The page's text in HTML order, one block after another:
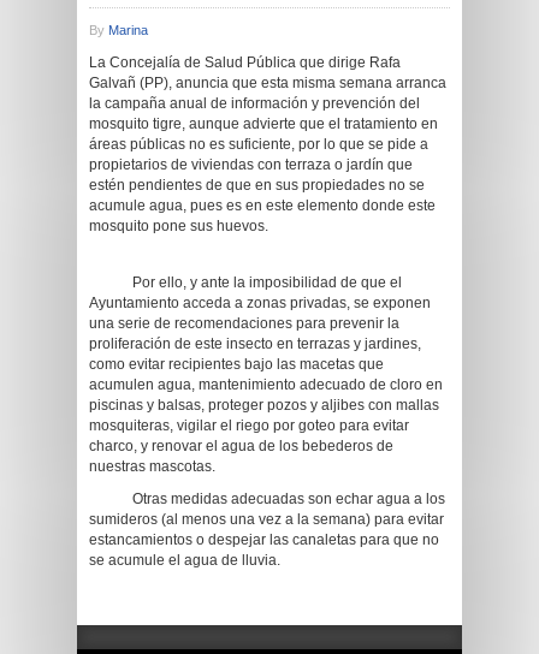
By Marina
La Concejalía de Salud Pública que dirige Rafa
Galvañ (PP), anuncia que esta misma semana arranca
la campaña anual de información y prevención del
mosquito tigre, aunque advierte que el tratamiento en
áreas públicas no es suficiente, por lo que se pide a
propietarios de viviendas con terraza o jardín que
estén pendientes de que en sus propiedades no se
acumule agua, pues es en este elemento donde este
mosquito pone sus huevos.
Por ello, y ante la imposibilidad de que el
Ayuntamiento acceda a zonas privadas, se exponen
una serie de recomendaciones para prevenir la
proliferación de este insecto en terrazas y jardines,
como evitar recipientes bajo las macetas que
acumulen agua, mantenimiento adecuado de cloro en
piscinas y balsas, proteger pozos y aljibes con mallas
mosquiteras, vigilar el riego por goteo para evitar
charco, y renovar el agua de los bebederos de
nuestras mascotas.
Otras medidas adecuadas son echar agua a los
sumideros (al menos una vez a la semana) para evitar
estancamientos o despejar las canaletas para que no
se acumule el agua de lluvia.